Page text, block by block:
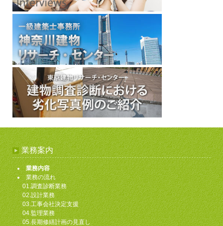
業務案内
業務内容
業務の流れ
01.調査診断業務
02.設計業務
03.工事会社決定支援
04.監理業務
05.長期修繕計画の見直し